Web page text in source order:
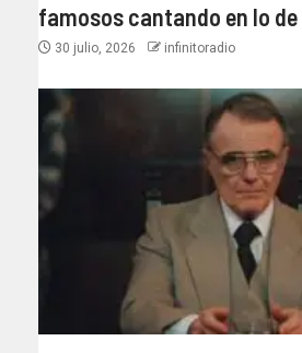
famosos cantando en lo de
30 julio, 2026 infinitoradio